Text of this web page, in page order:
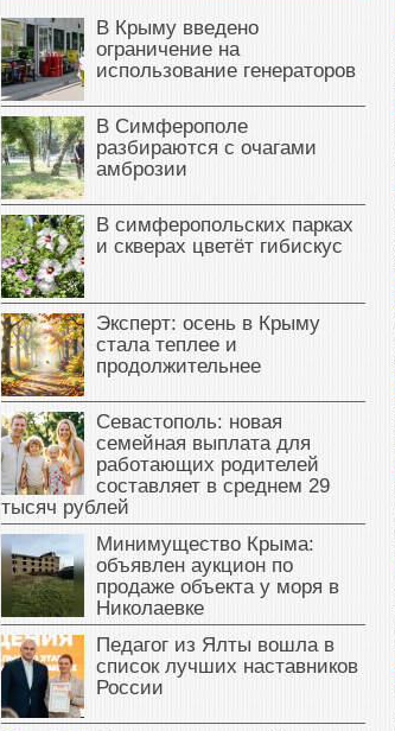
В Крыму введено
ограничение на
использование генераторов
В Симферополе
разбираются с очагами
амброзии
В симферопольских парках
и скверах цветёт гибискус
Эксперт: осень в Крыму
стала теплее и
продолжительнее
Севастополь: новая
семейная выплата для
работающих родителей
составляет в среднем 29
тысяч рублей
Минимущество Крыма:
объявлен аукцион по
продаже объекта у моря в
Николаевке
Педагог из Ялты вошла в
список лучших наставников
России